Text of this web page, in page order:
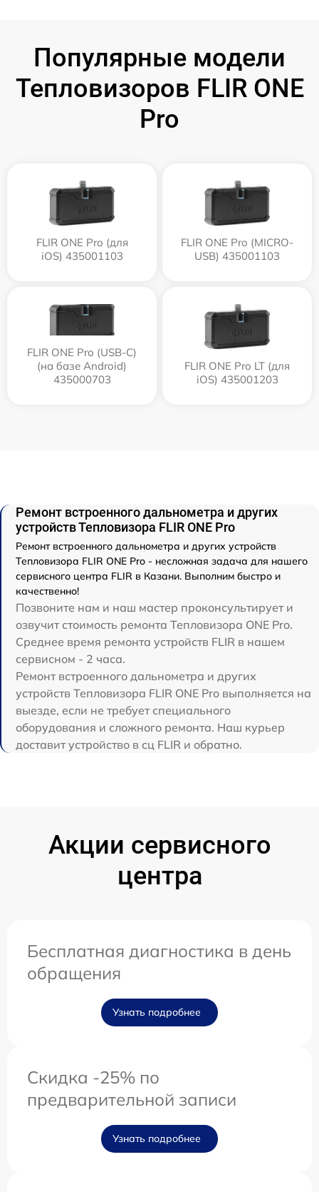
Популярные модели
Тепловизоров FLIR ONE
Pro
FLIR ONE Pro (для
iOS) 435001103
FLIR ONE Pro (MICRO-
USB) 435001103
FLIR ONE Pro (USB-C)
(на базе Android)
435000703
FLIR ONE Pro LT (для
iOS) 435001203
Ремонт встроенного дальнометра и других
устройств Тепловизора FLIR ONE Pro
Ремонт встроенного дальнометра и других устройств
Тепловизора FLIR ONE Pro - несложная задача для нашего
сервисного центра FLIR в Казани. Выполним быстро и
качественно!
Позвоните нам и наш мастер проконсультирует и
озвучит стоимость ремонта Тепловизора ONE Pro.
Среднее время ремонта устройств FLIR в нашем
сервисном - 2 часа.
Ремонт встроенного дальнометра и других
устройств Тепловизора FLIR ONE Pro выполняется на
выезде, если не требует специального
оборудования и сложного ремонта. Наш курьер
доставит устройство в сц FLIR и обратно.
Акции сервисного
центра
Бесплатная диагностика в день
обращения
Узнать подробнее
Скидка -25% по
предварительной записи
Узнать подробнее